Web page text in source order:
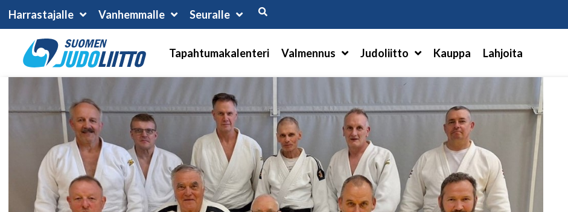
Harrastajalle Vanhemmalle Seuralle
Tapahtumakalenteri Valmennus Judoliitto Kauppa Lahjoita